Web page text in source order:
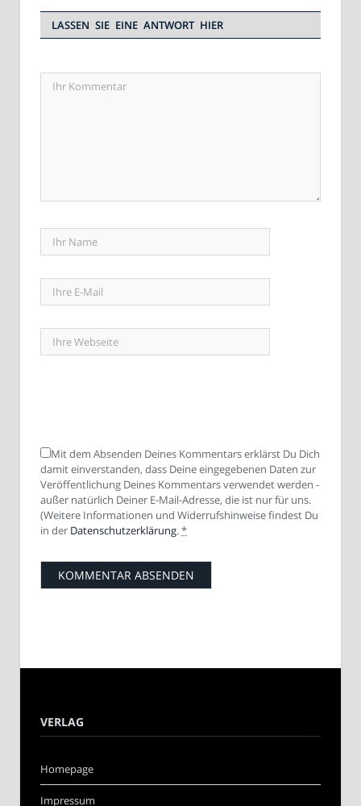
LASSEN SIE EINE ANTWORT HIER
Mit dem Absenden Deines Kommentars erklärst Du Dich
damit einverstanden, dass Deine eingegebenen Daten zur
Veröffentlichung Deines Kommentars verwendet werden -
außer natürlich Deiner E-Mail-Adresse, die ist nur für uns.
(Weitere Informationen und Widerrufshinweise findest Du
in der Datenschutzerklärung.*
VERLAG
Homepage
Impressum